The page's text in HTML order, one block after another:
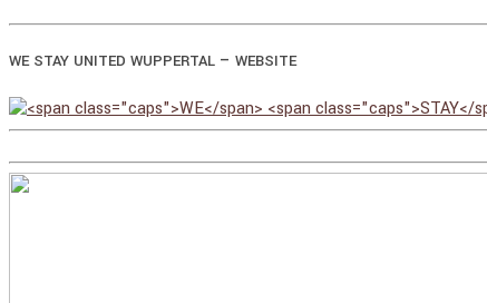
WE STAY UNITED WUPPERTAL – WEBSITE